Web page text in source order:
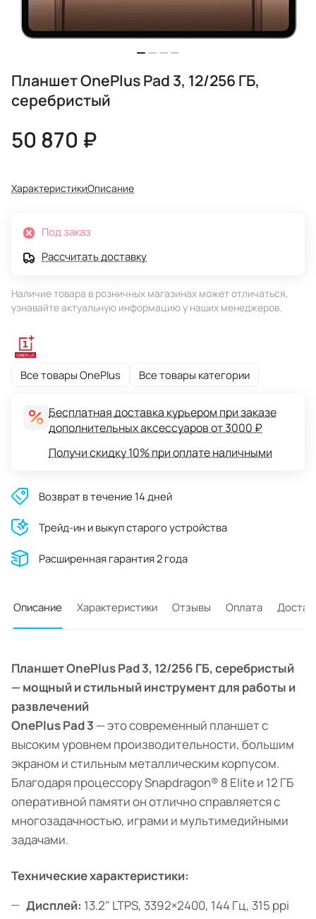
Планшет OnePlus Pad 3, 12/256 ГБ,
серебристый
50 870 ₽
ХарактеристикиОписание
Под заказ
Рассчитать доставку
Наличие товара в розничных магазинах может отличаться,
узнавайте актуальную информацию у наших менеджеров.
Все товары OnePlus Все товары категории
Бесплатная доставка курьером при заказе
дополнительных аксессуаров от 3000 ₽
Получи скидку 10% при оплате наличными
Возврат в течение 14 дней
Трейд-ин и выкуп старого устройства
Расширенная гарантия 2 года
Описание Характеристики Отзывы Оплата
Планшет OnePlus Pad 3, 12/256 ГБ, серебристый
— мощный и стильный инструмент для работы и
развлечений
OnePlus Pad 3 — это современный планшет с
высоким уровнем производительности, большим
экраном и стильным металлическим корпусом.
Благодаря процессору Snapdragon® 8 Elite и 12 ГБ
оперативной памяти он отлично справляется с
многозадачностью, играми и мультимедийными
задачами.
Технические характеристики:
Дисплей: 13.2" LTPS, 3392×2400, 144 Гц, 315 ppi